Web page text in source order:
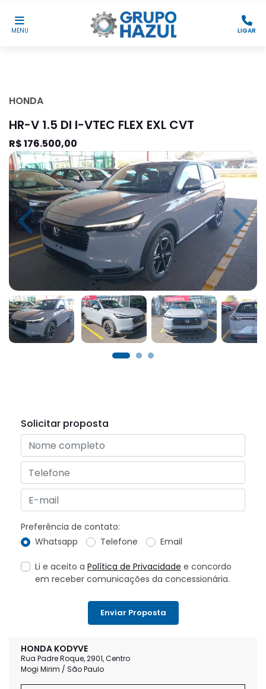
MENU LIGAR
HONDA
HR-V 1.5 DI I-VTEC FLEX EXL CVT
R$ 176.500,00
Previous Next
HONDA KODYVE
Rua Padre Roque, 2901, Centro
Mogi Mirim / São Paulo
Solicitar proposta
Preferência de contato:
Whatsapp
Telefone Email
Li e aceito a Política de Privacidade e concordo
em receber comunicações da concessionária.
Enviar Proposta